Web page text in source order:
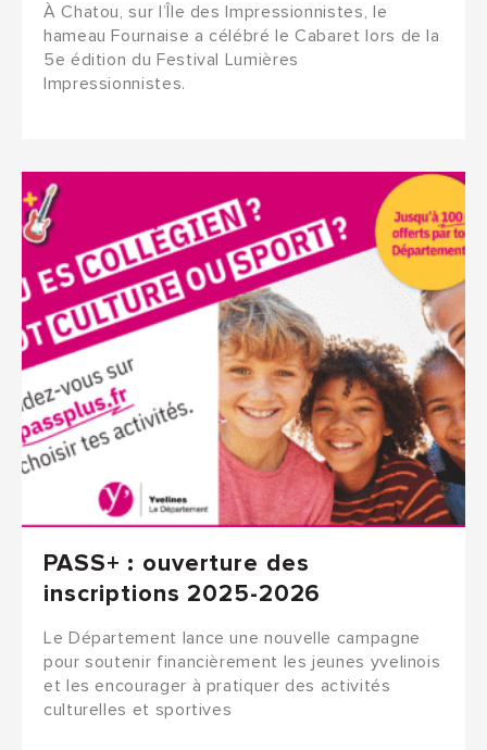
À Chatou, sur l’Île des Impressionnistes, le
hameau Fournaise a célébré le Cabaret lors de la
5e édition du Festival Lumières
Impressionnistes.
PASS+ : ouverture des
inscriptions 2025-2026
Le Département lance une nouvelle campagne
pour soutenir financièrement les jeunes yvelinois
et les encourager à pratiquer des activités
culturelles et sportives